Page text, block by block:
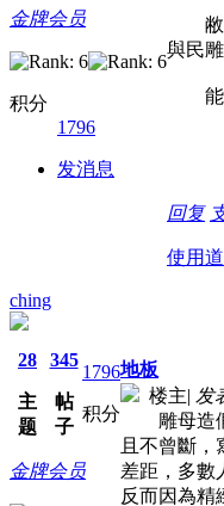
金牌会员
积分
1796
发消息
敝人
與民
能悟
回复
使用
ching
28
主
题
345
帖
子
1796
积分
金牌会员
地板
楼主| 发
雕母造假
且不曾斷
差距，多數
反而因為精